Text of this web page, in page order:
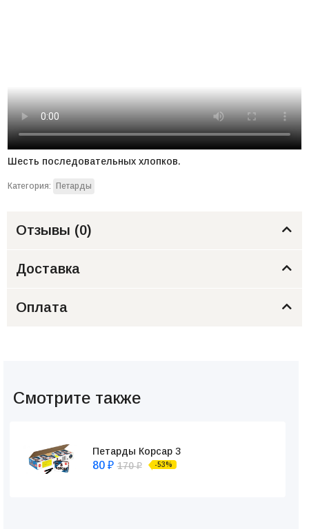
Шесть последовательных хлопков.
Категория: Петарды
Отзывы (0)
Доставка
Оплата
Смотрите также
Петарды Корсар 3
80 ₽ 170₽ -53%